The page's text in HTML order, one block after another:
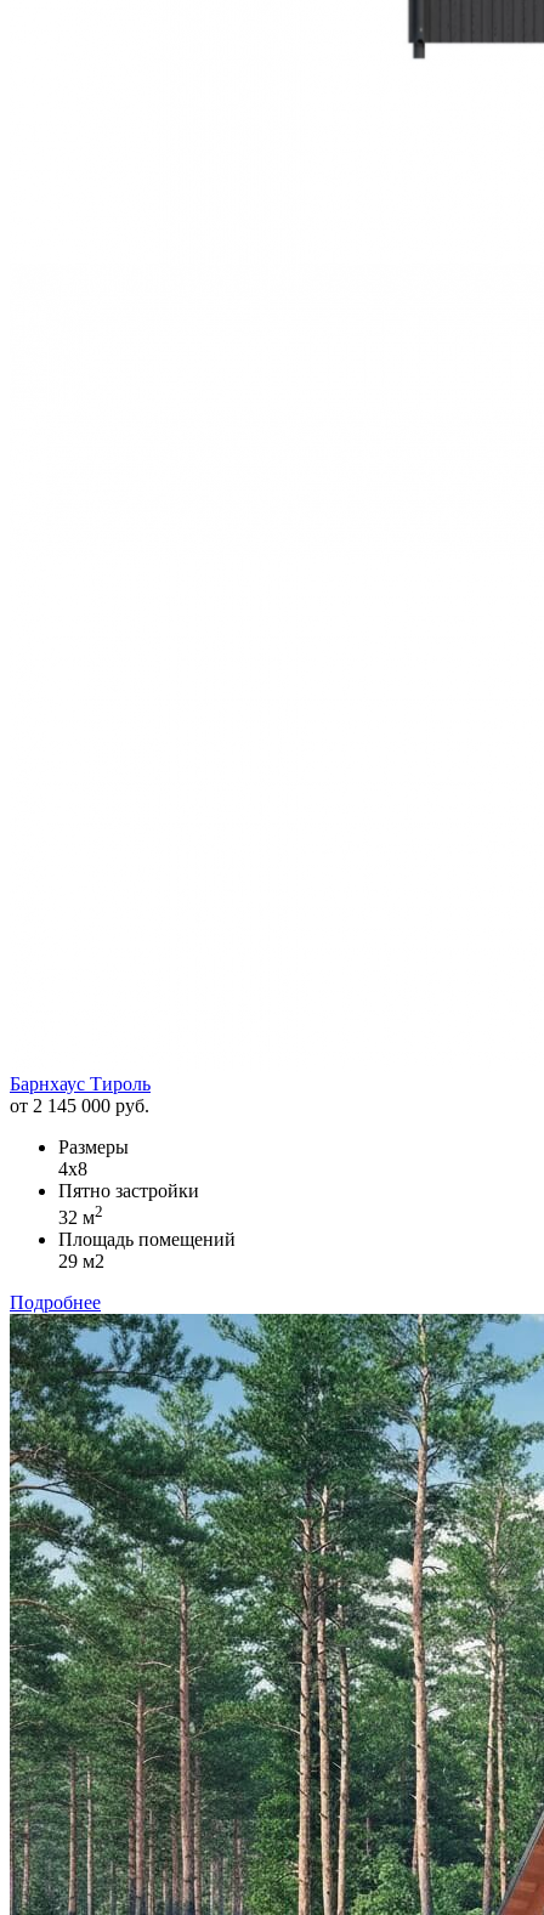
Барнхаус Тироль
от 2 145 000 руб.
Размеры
4х8
Пятно застройки
32 м2
Площадь помещений
29 м2
Подробнее